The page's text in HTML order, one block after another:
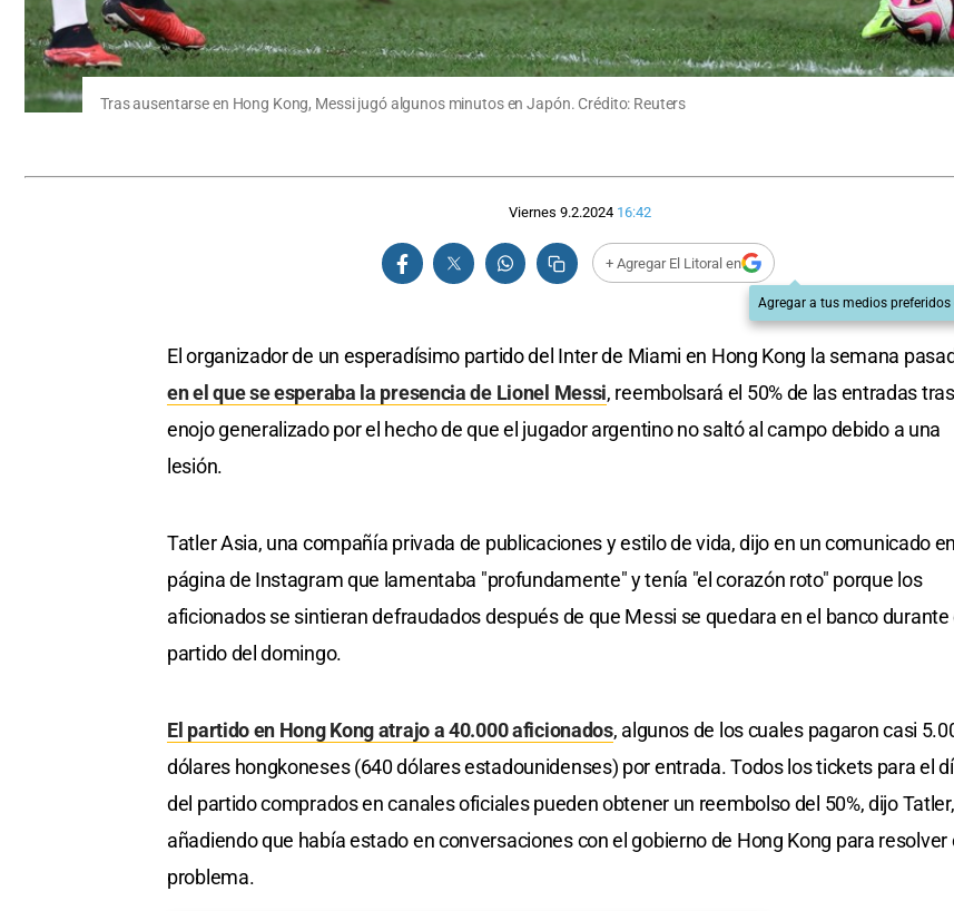
Tras ausentarse en Hong Kong, Messi jugó algunos minutos en Japón. Crédito: Reuters
Viernes 9.2.2024 16:42
+ Agregar El Litoral en
Agregar a tus medios preferidos
El organizador de un esperadísimo partido del Inter de Miami en Hong Kong la semana
en el que se esperaba la presencia de Lionel Messi, reembolsará el 50% de las entradas tras
enojo generalizado por el hecho de que el jugador argentino no saltó al campo debido a una
lesión.
Tatler Asia, una compañía privada de publicaciones y estilo de vida, dijo en un comunicado
página de Instagram que lamentaba "profundamente" y tenía "el corazón roto" porque los
aficionados se sintieran defraudados después de que Messi se quedara en el banco durante
partido del domingo.
El partido en Hong Kong atrajo a 40.000 aficionados, algunos de los cuales pagaron casi
dólares hongkoneses (640 dólares estadounidenses) por entrada. Todos los tickets para el
del partido comprados en canales oficiales pueden obtener un reembolso del 50%, dijo Tatler,
añadiendo que había estado en conversaciones con el gobierno de Hong Kong para resolver
problema.